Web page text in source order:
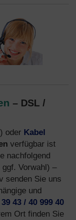
– DSL /
oder Kabel
verfügbar ist
nachfolgend
Vorwahl) –
senden Sie uns
und
43 / 40 999 40
Ort finden Sie